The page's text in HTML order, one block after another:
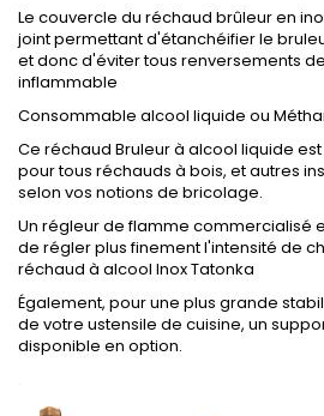
Le couvercle du réchaud brûleur en
joint permettant d'étanchéifier le
et donc d'éviter tous renversements
inflammable
Consommable alcool liquide ou
Ce réchaud Bruleur à alcool liquide
pour tous réchauds à bois, et autres
selon vos notions de bricolage.
Un régleur de flamme commercialisé
de régler plus finement l'intensité de
réchaud à alcool Inox Tatonka
Également, pour une plus grande
de votre ustensile de cuisine, un
disponible en option.
.